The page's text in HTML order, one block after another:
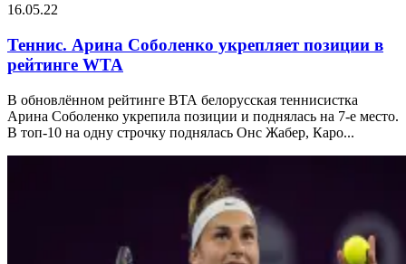
16.05.22
Теннис. Арина Соболенко укрепляет позиции в
рейтинге WTA
В обновлённом рейтинге ВТА белорусская теннисистка
Арина Соболенко укрепила позиции и поднялась на 7-е место.
В топ-10 на одну строчку поднялась Онс Жабер, Каро...